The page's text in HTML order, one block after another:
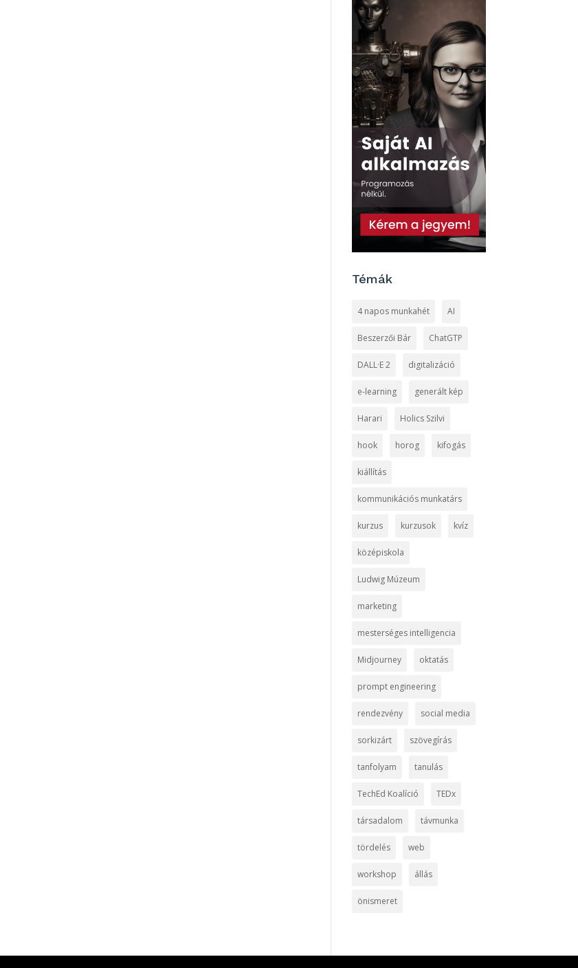
Témák
4 napos munkahét AI
Beszerzői Bár ChatGTP
DALL·E 2 digitalizáció
e-learning generált kép
Harari Holics Szilvi
hook horog kifogás
kiállítás
kommunikációs munkatárs
kurzus kurzusok kvíz
középiskola
Ludwig Múzeum
marketing
mesterséges intelligencia
Midjourney oktatás
prompt engineering
rendezvény social media
sorkizárt szövegírás
tanfolyam tanulás
TechEd Koalíció TEDx
társadalom távmunka
tördelés web
workshop állás
önismeret